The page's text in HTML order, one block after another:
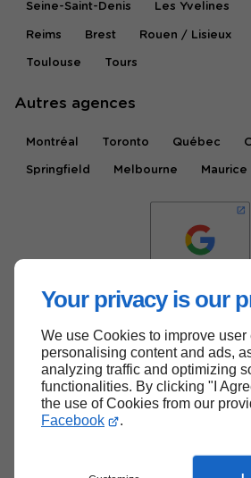
Your privacy is our
We use Cookies to improve
personalising content and ads,
analyzing traffic and optimizing
functionalities. By clicking "I
the use of Cookies from our
Facebook
.
Seine-Saint-Denis Les Yvelines
Reims Brest Rouen / Lisieux
Toulouse Tours
Autres agences
Montréal Toronto Québec
Springfield Melbourne Maurice
Haut de page